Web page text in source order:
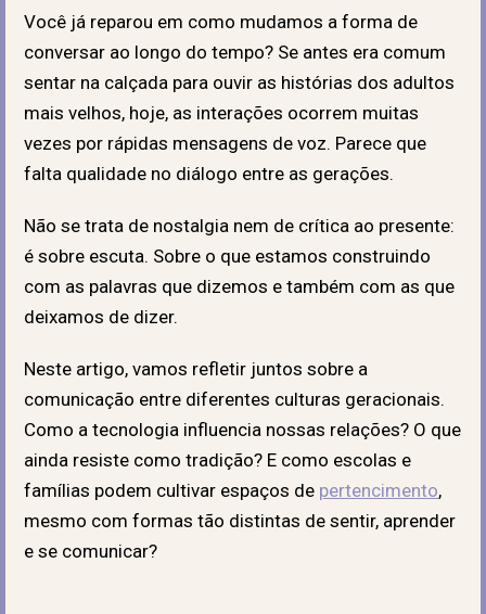
Você já reparou em como mudamos a forma de
conversar ao longo do tempo? Se antes era comum
sentar na calçada para ouvir as histórias dos adultos
mais velhos, hoje, as interações ocorrem muitas
vezes por rápidas mensagens de voz. Parece que
falta qualidade no diálogo entre as gerações.
Não se trata de nostalgia nem de crítica ao presente:
é sobre escuta. Sobre o que estamos construindo
com as palavras que dizemos e também com as que
deixamos de dizer.
Neste artigo, vamos refletir juntos sobre a
comunicação entre diferentes culturas geracionais.
Como a tecnologia influencia nossas relações? O que
ainda resiste como tradição? E como escolas e
famílias podem cultivar espaços de pertencimento,
mesmo com formas tão distintas de sentir, aprender
e se comunicar?